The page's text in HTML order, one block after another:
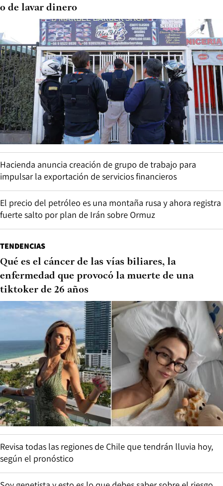
o de lavar dinero
Hacienda anuncia creación de grupo de trabajo para
impulsar la exportación de servicios financieros
El precio del petróleo es una montaña rusa y ahora registra
fuerte salto por plan de Irán sobre Ormuz
TENDENCIAS
Qué es el cáncer de las vías biliares, la
enfermedad que provocó la muerte de una
tiktoker de 26 años
Revisa todas las regiones de Chile que tendrán lluvia hoy,
según el pronóstico